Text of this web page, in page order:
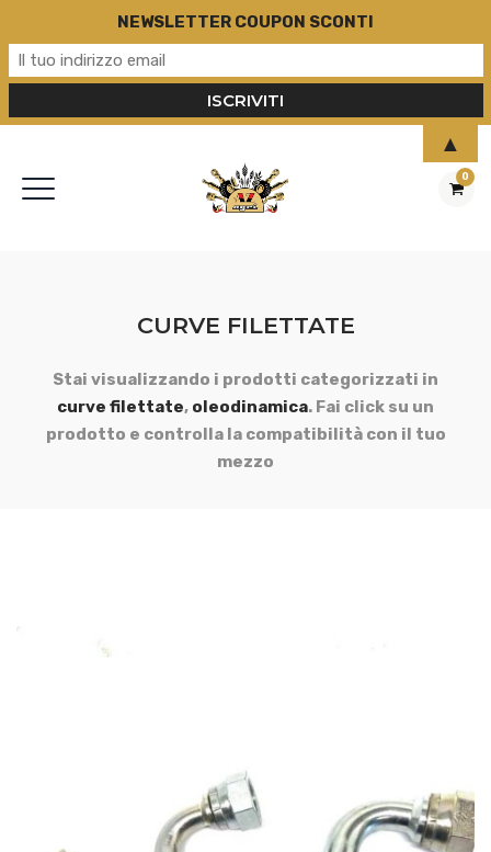
0
CURVE FILETTATE
Stai visualizzando i prodotti categorizzati in
curve filettate, oleodinamica. Fai click su un
prodotto e controlla la compatibilità con il tuo
mezzo
NEWSLETTER COUPON SCONTI
▲